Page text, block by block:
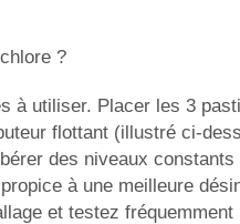
?
à utiliser. Placer les 3
flottant (illustré ci-
des niveaux constants
à une meilleure
et testez fréquemment